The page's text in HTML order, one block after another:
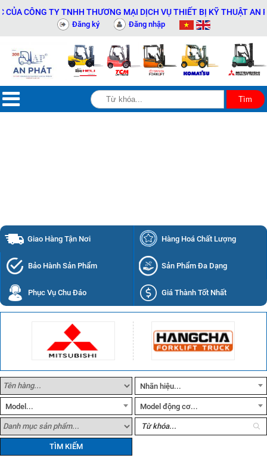
THƯƠNG MẠI DỊCH VỤ THIẾT BỊ KỸ THUẬT AN PHÁT - 0311414081
Đăng ký Đăng nhập
Giao Hàng Tận Nơi Hàng Hoá Chất Lượng
Bảo Hành Sản Phẩm Sản Phẩm Đa Dạng
Phục Vụ Chu Đáo Giá Thành Tốt Nhất
Nhãn hiệu...
Model... Model động cơ...
TÌM KIẾM